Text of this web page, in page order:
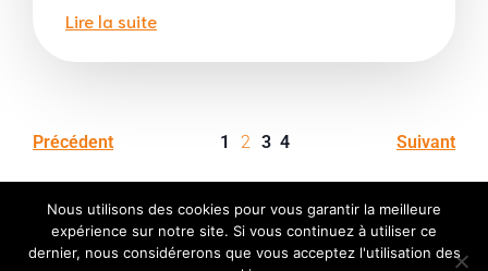
Lire la suite
Précédent 1 2 3 4 Suivant
© 2026 Réductions, code promo, bons plans pour les
Nous utilisons des cookies pour vous garantir la meilleure
expérience sur notre site. Si vous continuez à utiliser ce
dernier, nous considérerons que vous acceptez l'utilisation des